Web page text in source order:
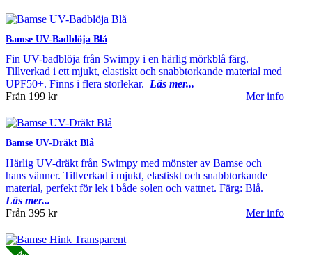
Bamse UV-Badblöja Blå
Fin UV-badblöja från Swimpy i en härlig mörkblå färg.
Tillverkad i ett mjukt, elastiskt och snabbtorkande material med
UPF50+. Finns i flera storlekar. Läs mer...
Från 199 kr Mer info
Bamse UV-Dräkt Blå
Härlig UV-dräkt från Swimpy med mönster av Bamse och
hans vänner. Tillverkad i mjukt, elastiskt och snabbtorkande
material, perfekt för lek i både solen och vattnet. Färg: Blå.
Läs mer...
Från 395 kr Mer info